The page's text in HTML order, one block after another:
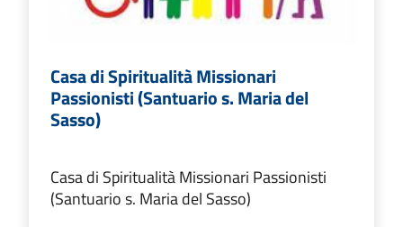
Casa di Spiritualità Missionari
Passionisti (Santuario s. Maria del
Sasso)
Casa di Spiritualità Missionari Passionisti
(Santuario s. Maria del Sasso)